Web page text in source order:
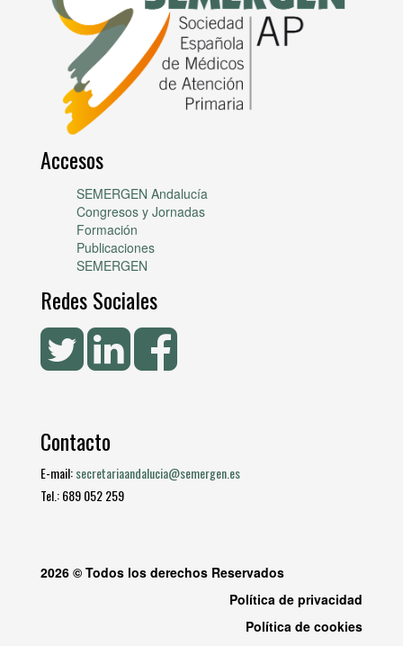
Accesos
SEMERGEN Andalucía
Congresos y Jornadas
Formación
Publicaciones
SEMERGEN
Redes Sociales
Contacto
E-mail:secretariaandalucia@semergen.es
Tel.: 689 052 259
2026 © Todos los derechos Reservados
Política de privacidad
Política de cookies